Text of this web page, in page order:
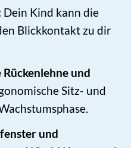
Dein Kind kann die
Blickkontakt zu dir
und
Sitz- und
und